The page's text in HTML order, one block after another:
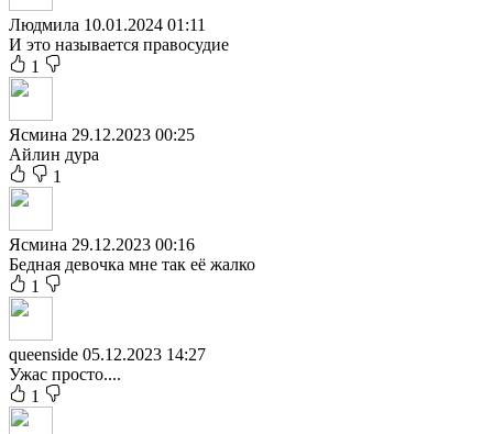
Людмила 10.01.2024 01:11
И это называется правосудие
1
Ясмина 29.12.2023 00:25
Айлин дура
1
Ясмина 29.12.2023 00:16
Бедная девочка мне так её жалко
1
queenside 05.12.2023 14:27
Ужас просто....
1